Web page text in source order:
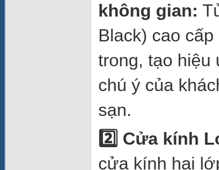
không gian:
Black) cao
trong, tạo hiệu
chú ý của
sạn.
2️ Cửa kính
cửa kính hai